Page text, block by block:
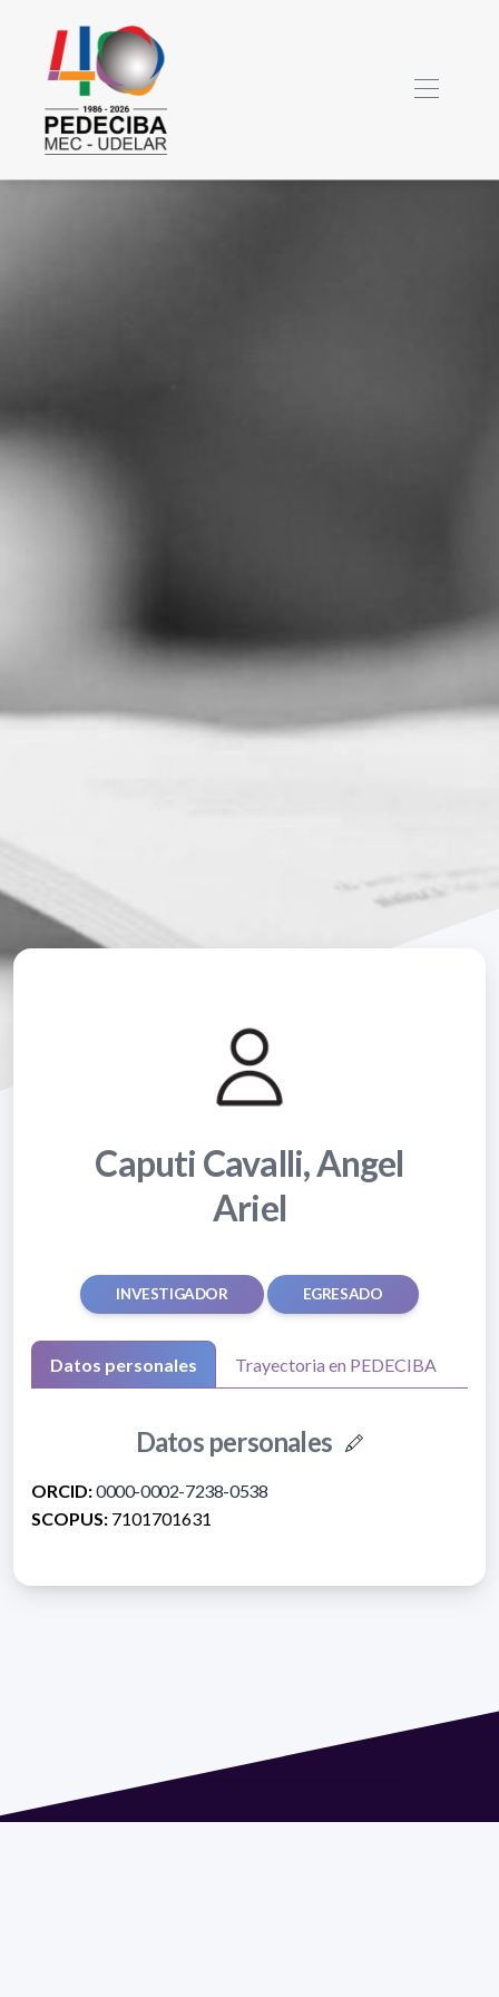
Caputi Cavalli, Angel
Ariel
INVESTIGADOR EGRESADO
Datos personales Trayectoria en PEDECIBA
Datos personales
ORCID:0000-0002-7238-0538
SCOPUS: 7101701631